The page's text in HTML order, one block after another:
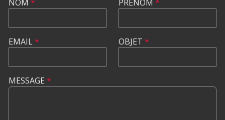
NOM *
EMAIL*
PRÉNOM *
OBJET *
MESSAGE *